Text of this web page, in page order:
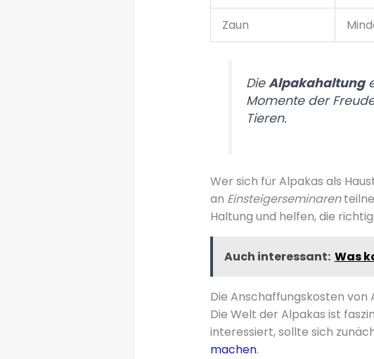
Zaun
DieAlpakahaltung
Momente der
Tieren.
Wer sich für Alpakas als
an Einsteigerseminaren
Haltung und helfen, die
Auch interessant: Was
Die Anschaffungskosten von
Die Welt der Alpakas ist
interessiert, sollte sich
machen.